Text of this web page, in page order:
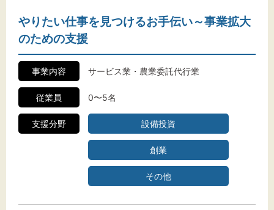
やりたい仕事を見つけるお手伝い～事業拡大
のための支援
事業内容 サービス業・農業委託代行業
従業員 0〜5名
支援分野 設備投資
創業
その他